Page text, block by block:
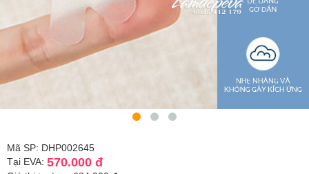
Mã SP: DHP002645
Tại EVA: 570.000 đ